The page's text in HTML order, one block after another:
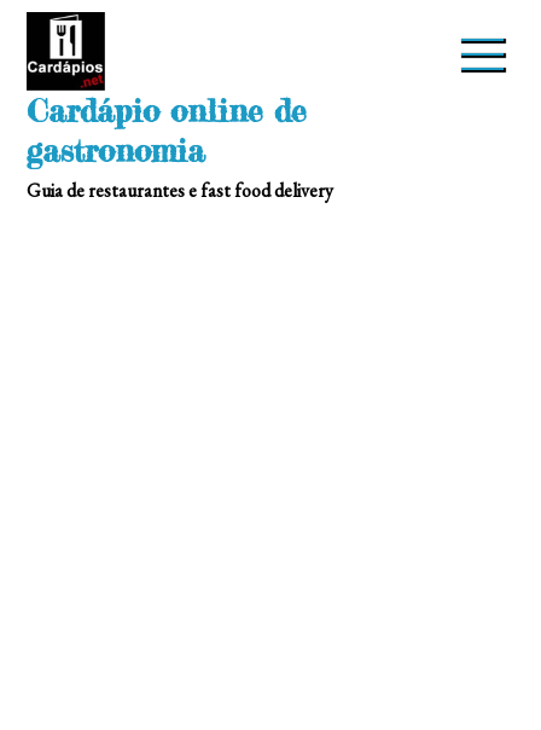
Skip
Cardápio online de
gastronomia
Guia de restaurantes e fast food delivery